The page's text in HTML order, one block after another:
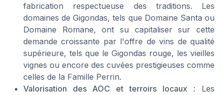
fabrication respectueuse des traditions. Les
domaines de Gigondas, tels que Domaine Santa ou
Domaine Romane, ont su capitaliser sur cette
demande croissante par l'offre de vins de qualité
supérieure, tels que le Gigondas rouge, les vieilles
vignes ou encore des cuvées prestigieuses comme
celles de la Famille Perrin.
Valorisation des AOC et terroirs locaux : Les